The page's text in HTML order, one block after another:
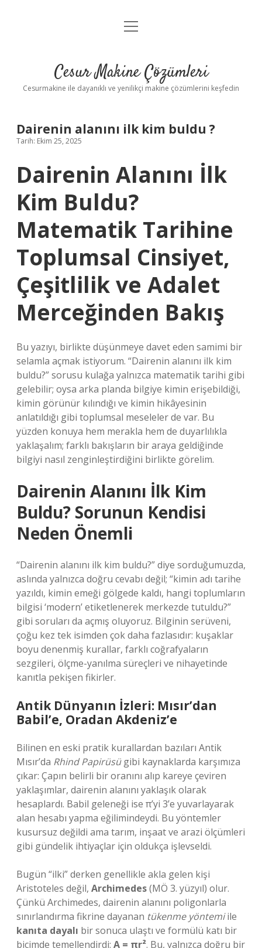
Anasayfa
Yasal Uyarı
menüyü
Cesur Makine Çözümleri
Cesurmakine ile dayanıklı ve yenilikçi makine çözümlerini keşfedin
Dairenin alanını ilk kim buldu ?
Tarih: Ekim 25, 2025
Dairenin Alanını İlk
Kim Buldu?
Matematik Tarihine
Toplumsal Cinsiyet,
Çeşitlilik ve Adalet
Merceğinden Bakış
Bu yazıyı, birlikte düşünmeye davet eden samimi bir
selamla açmak istiyorum. “Dairenin alanını ilk kim
buldu?” sorusu kulağa yalnızca matematik tarihi gibi
gelebilir; oysa arka planda bilgiye kimin erişebildiği,
kimin görünür kılındığı ve kimin hikâyesinin
anlatıldığı gibi toplumsal meseleler de var. Bu
yüzden konuya hem merakla hem de duyarlılıkla
yaklaşalım; farklı bakışların bir araya geldiğinde
bilgiyi nasıl zenginleştirdiğini birlikte görelim.
Dairenin Alanını İlk Kim
Buldu? Sorunun Kendisi
Neden Önemli
“Dairenin alanını ilk kim buldu?” diye sorduğumuzda,
aslında yalnızca doğru cevabı değil; “kimin adı tarihe
yazıldı, kimin emeği gölgede kaldı, hangi toplumların
bilgisi ‘modern’ etiketlenerek merkezde tutuldu?”
gibi soruları da açmış oluyoruz. Bilginin serüveni,
çoğu kez tek isimden çok daha fazlasıdır: kuşaklar
boyu denenmiş kurallar, farklı coğrafyaların
sezgileri, ölçme-yanılma süreçleri ve nihayetinde
kanıtla pekişen fikirler.
Antik Dünyanın İzleri: Mısır’dan
Babil’e, Oradan Akdeniz’e
Bilinen en eski pratik kurallardan bazıları Antik
Mısır’da Rhind Papirüsügibi kaynaklarda karşımıza
çıkar: Çapın belirli bir oranını alıp kareye çeviren
yaklaşımlar, dairenin alanını yaklaşık olarak
hesaplardı. Babil geleneği ise π’yi 3’e yuvarlayarak
alan hesabı yapma eğilimindeydi. Bu yöntemler
kusursuz değildi ama tarım, inşaat ve arazi ölçümleri
gibi gündelik ihtiyaçlar için oldukça işlevseldi.
Bugün “ilki” derken genellikle akla gelen kişi
Aristoteles değil, Archimedes(MÖ 3. yüzyıl) olur.
Çünkü Archimedes, dairenin alanını poligonlarla
sınırlandırma fikrine dayanan tükenme yöntemiile
kanıta dayalı bir sonuca ulaştı ve formülü katı bir
biçimde temellendirdi: A = πr². Bu, yalnızca doğru bir